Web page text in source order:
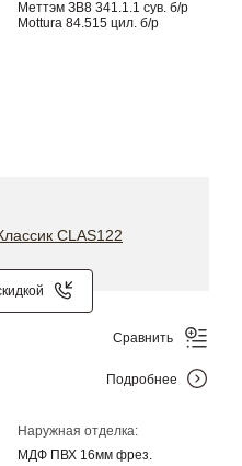
Меттэм ЗВ8 341.1.1 сув. б/р
Mottura 84.515 цил. б/р
Наружная отделка:
МДФ ПВХ 16мм фрез.
Сравнить
Подробнее